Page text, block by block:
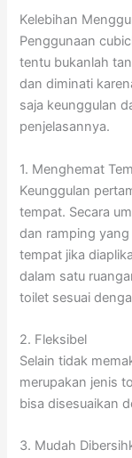
Kelebihan
Penggunaan
tentu bukanlah
dan diminati
saja keunggulan
penjelasannya.
1. Menghemat
Keunggulan
tempat. Secara
dan ramping
tempat jika
dalam satu
toilet sesuai
2. Fleksibel
Selain tidak
merupakan jenis
bisa disesuaikan
3. Mudah